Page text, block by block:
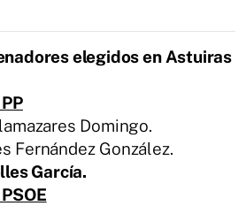
elegidos en Astuiras
Domingo.
Fernández González.
García.